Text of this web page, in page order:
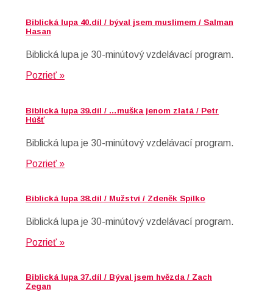
Biblická lupa 40.díl / býval jsem muslimem / Salman
Hasan
Biblická lupa je 30-minútový vzdelávací program.
Pozrieť »
Biblická lupa 39.díl / …muška jenom zlatá / Petr
Húšť
Biblická lupa je 30-minútový vzdelávací program.
Pozrieť »
Biblická lupa 38.díl / Mužství / Zdeněk Spilko
Biblická lupa je 30-minútový vzdelávací program.
Pozrieť »
Biblická lupa 37.díl / Býval jsem hvězda / Zach
Zegan